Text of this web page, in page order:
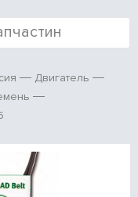
Двигатель